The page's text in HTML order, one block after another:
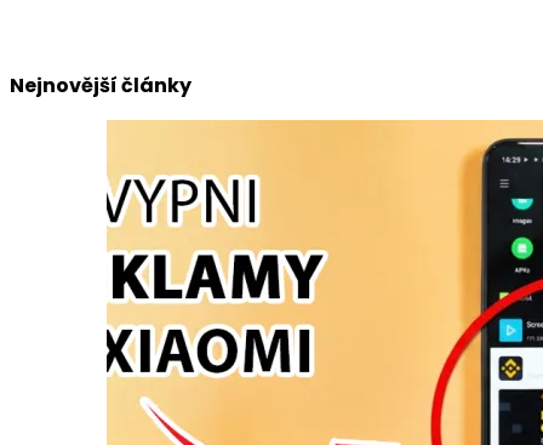
Nejnovější články